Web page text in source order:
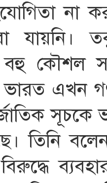
না
যায়নি।
বহু কৌশল
ভারত এখন
সূচকে
তিনি